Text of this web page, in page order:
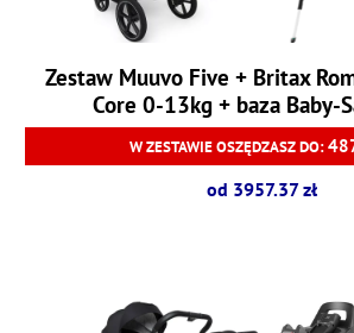
Zestaw Muuvo Five + Britax
Core 0-13kg + baza Baby-
W ZESTAWIE OSZĘDZASZ DO:
od 3957.37 zł